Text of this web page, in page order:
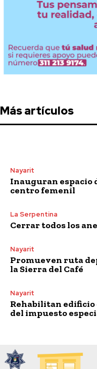
Más artículos
Nayarit
Inauguran espacio
centro femenil
La Serpentina
Cerrar todos los
Nayarit
Promueven ruta
la Sierra del Café
Nayarit
Rehabilitan edificio
del impuesto